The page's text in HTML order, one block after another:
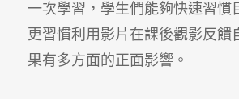
一次學習，學生們能夠快速習慣
更習慣利用影片在課後觀影反饋
果有多方面的正面影響。